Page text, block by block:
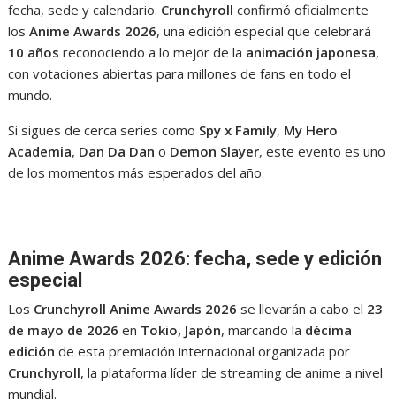
fecha, sede y calendario. Crunchyroll confirmó oficialmente
losAnime Awards 2026, una edición especial que celebrará
10 años reconociendo a lo mejor de la animación japonesa,
con votaciones abiertas para millones de fans en todo el
mundo.
Si sigues de cerca series como Spy x Family, My Hero
Academia, Dan Da Dan o Demon Slayer, este evento es uno
de los momentos más esperados del año.
Anime Awards 2026: fecha, sede y edición
especial
Los Crunchyroll Anime Awards 2026 se llevarán a cabo el 23
de mayo de 2026 en Tokio, Japón, marcando la décima
edición de esta premiación internacional organizada por
Crunchyroll, la plataforma líder de streaming de anime a nivel
mundial.